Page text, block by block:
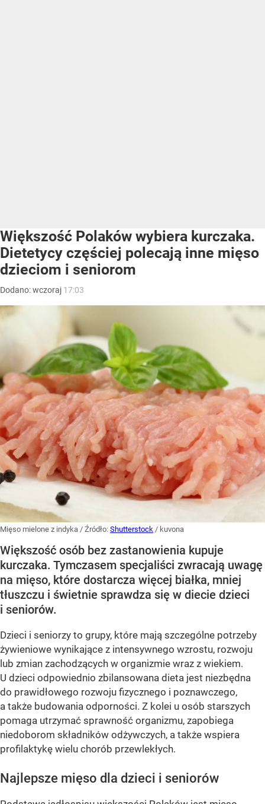
Większość Polaków wybiera kurczaka.
Dietetycy częściej polecają inne mięso
dzieciom i seniorom
Dodano:wczoraj 17:03
Mięso mielone z indyka / Źródło: Shutterstock / kuvona
Większość osób bez zastanowienia kupuje
kurczaka. Tymczasem specjaliści zwracają uwagę
na mięso, które dostarcza więcej białka, mniej
tłuszczu i świetnie sprawdza się w diecie dzieci
i seniorów.
Dzieci i seniorzy to grupy, które mają szczególne potrzeby
żywieniowe wynikające z intensywnego wzrostu, rozwoju
lub zmian zachodzących w organizmie wraz z wiekiem.
U dzieci odpowiednio zbilansowana dieta jest niezbędna
do prawidłowego rozwoju fizycznego i poznawczego,
a także budowania odporności. Z kolei u osób starszych
pomaga utrzymać sprawność organizmu, zapobiega
niedoborom składników odżywczych, a także wspiera
profilaktykę wielu chorób przewlekłych.
Najlepsze mięso dla dzieci i seniorów